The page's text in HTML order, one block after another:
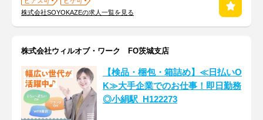
株式会社SOYOKAZEの求人一覧を見る
株式会社ウィルオブ・ワーク FO茨城支店
【検品・梱包・箱詰め】≪日払いO
K≫大手企業でのお仕事！即日勤務
◎小絹駅_H122273